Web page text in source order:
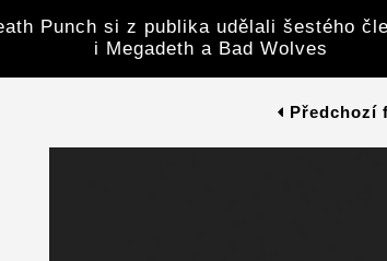
Punch si z publika udělali šestého
i Megadeth a Bad Wolves
Předchozí